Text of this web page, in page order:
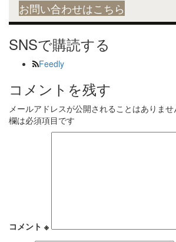
お問い合わせはこちら
SNSで購読する
Feedly
コメントを残す
メールアドレスが公開されることはありませ
欄は必須項目です
コメント ※